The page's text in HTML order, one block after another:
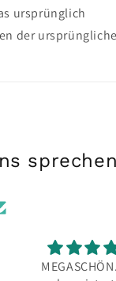
ursprünglich
der
sprechen